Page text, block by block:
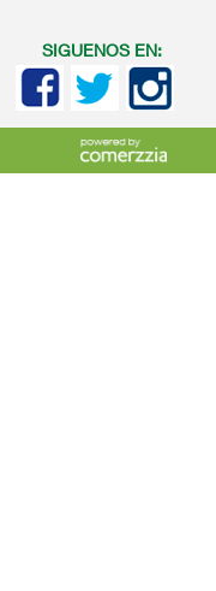
SIGUENOS EN: